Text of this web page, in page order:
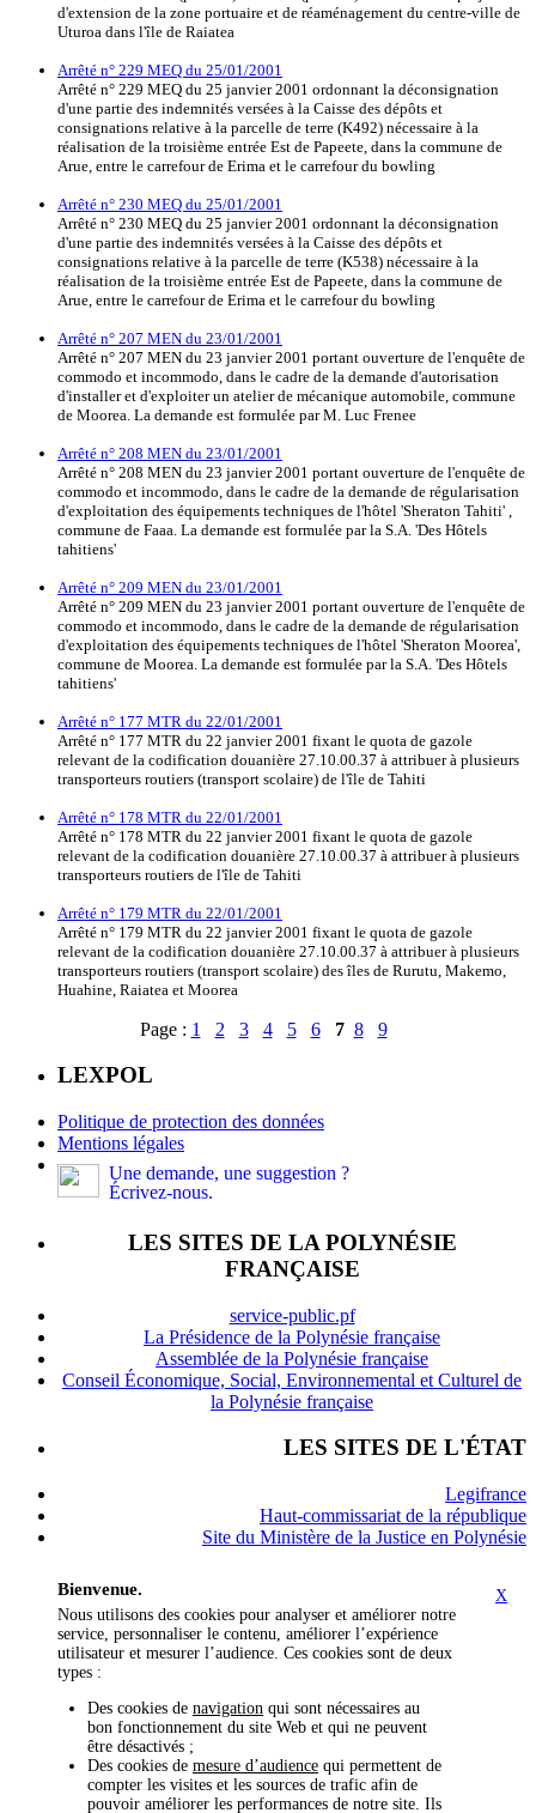
d'extension de la zone portuaire et de réaménagement du centre-ville de
Uturoa dans l'île de Raiatea
Arrêté n° 229 MEQ du 25/01/2001
Arrêté n° 229 MEQ du 25 janvier 2001 ordonnant la déconsignation
d'une partie des indemnités versées à la Caisse des dépôts et
consignations relative à la parcelle de terre (K492) nécessaire à la
réalisation de la troisième entrée Est de Papeete, dans la commune de
Arue, entre le carrefour de Erima et le carrefour du bowling
Arrêté n° 230 MEQ du 25/01/2001
Arrêté n° 230 MEQ du 25 janvier 2001 ordonnant la déconsignation
d'une partie des indemnités versées à la Caisse des dépôts et
consignations relative à la parcelle de terre (K538) nécessaire à la
réalisation de la troisième entrée Est de Papeete, dans la commune de
Arue, entre le carrefour de Erima et le carrefour du bowling
Arrêté n° 207 MEN du 23/01/2001
Arrêté n° 207 MEN du 23 janvier 2001 portant ouverture de l'enquête de
commodo et incommodo, dans le cadre de la demande d'autorisation
d'installer et d'exploiter un atelier de mécanique automobile, commune
de Moorea. La demande est formulée par M. Luc Frenee
Arrêté n° 208 MEN du 23/01/2001
Arrêté n° 208 MEN du 23 janvier 2001 portant ouverture de l'enquête de
commodo et incommodo, dans le cadre de la demande de régularisation
d'exploitation des équipements techniques de l'hôtel 'Sheraton Tahiti' ,
commune de Faaa. La demande est formulée par la S.A. 'Des Hôtels
tahitiens'
Arrêté n° 209 MEN du 23/01/2001
Arrêté n° 209 MEN du 23 janvier 2001 portant ouverture de l'enquête de
commodo et incommodo, dans le cadre de la demande de régularisation
d'exploitation des équipements techniques de l'hôtel 'Sheraton Moorea',
commune de Moorea. La demande est formulée par la S.A. 'Des Hôtels
tahitiens'
Arrêté n° 177 MTR du 22/01/2001
Arrêté n° 177 MTR du 22 janvier 2001 fixant le quota de gazole
relevant de la codification douanière 27.10.00.37 à attribuer à plusieurs
transporteurs routiers (transport scolaire) de l'île de Tahiti
Arrêté n° 178 MTR du 22/01/2001
Arrêté n° 178 MTR du 22 janvier 2001 fixant le quota de gazole
relevant de la codification douanière 27.10.00.37 à attribuer à plusieurs
transporteurs routiers de l'île de Tahiti
Arrêté n° 179 MTR du 22/01/2001
Arrêté n° 179 MTR du 22 janvier 2001 fixant le quota de gazole
relevant de la codification douanière 27.10.00.37 à attribuer à plusieurs
transporteurs routiers (transport scolaire) des îles de Rurutu, Makemo,
Huahine, Raiatea et Moorea
Page : 1 2 3 4 5 6 7 8 9
LEXPOL
Politique de protection des données
Mentions légales
Une demande, une suggestion ?
Écrivez-nous.
LES SITES DE LA POLYNÉSIE
FRANÇAISE
service-public.pf
La Présidence de la Polynésie française
Assemblée de la Polynésie française
Conseil Économique, Social, Environnemental et Culturel de
la Polynésie française
LES SITES DE L'ÉTAT
Legifrance
Haut-commissariat de la république
Site du Ministère de la Justice en Polynésie
X
Bienvenue.
Nous utilisons des cookies pour analyser et améliorer notre
service, personnaliser le contenu, améliorer l’expérience
utilisateur et mesurer l’audience. Ces cookies sont de deux
types :
Des cookies de navigation qui sont nécessaires au
bon fonctionnement du site Web et qui ne peuvent
être désactivés ;
Des cookies de mesure d’audience qui permettent de
compter les visites et les sources de trafic afin de
pouvoir améliorer les performances de notre site. Ils